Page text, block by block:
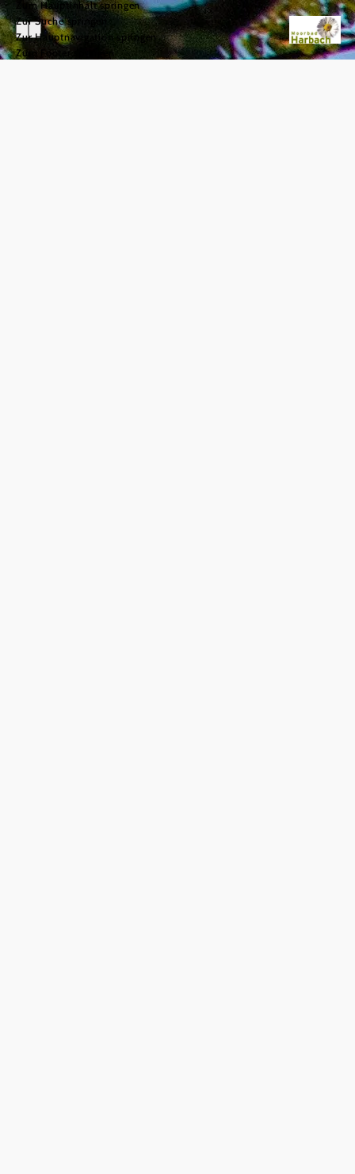
Zum Hauptinhalt springen
Zur Suche springen
Zur Hauptnavigation springen
Zum Footer springen